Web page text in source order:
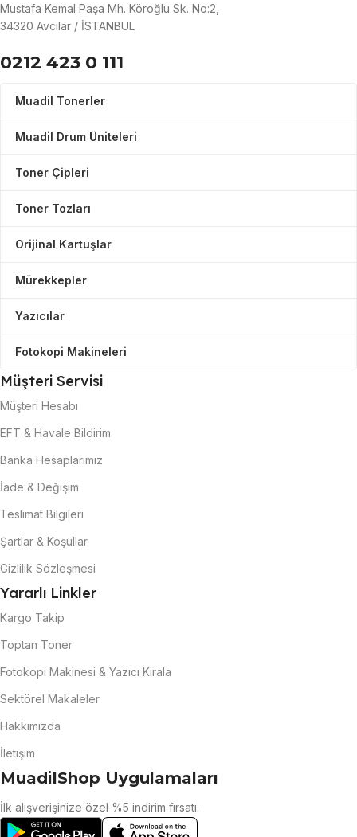
Mustafa Kemal Paşa Mh. Köroğlu Sk. No:2,
34320 Avcılar / İSTANBUL
0212 423 0 111
Muadil Tonerler
Muadil Drum Üniteleri
Toner Çipleri
Toner Tozları
Orijinal Kartuşlar
Mürekkepler
Yazıcılar
Fotokopi Makineleri
Müşteri Servisi
Müşteri Hesabı
EFT & Havale Bildirim
Banka Hesaplarımız
İade & Değişim
Teslimat Bilgileri
Şartlar & Koşullar
Gizlilik Sözleşmesi
Yararlı Linkler
Kargo Takip
Toptan Toner
Fotokopi Makinesi & Yazıcı Kirala
Sektörel Makaleler
Hakkımızda
İletişim
MuadilShop Uygulamaları
İlk alışverişinize özel %5 indirim fırsatı.